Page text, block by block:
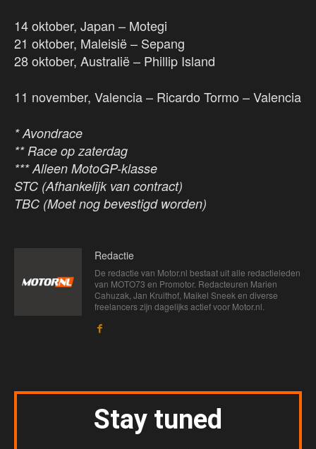
14 oktober, Japan – Motegi
21 oktober, Maleisië – Sepang
28 oktober, Australië – Phillip Island
11 november, Valencia – Ricardo Tormo – Valencia
* Avondrace
** Race op zaterdag
*** Alleen MotoGP-klasse
STC (Afhankelijk van contract)
TBC (Moet nog bevestigd worden)
Redactie
De redactie van Motor.nl bestaat uit alle redactieleden
van MOTO73 en Promotor. Redacteuren Marien
Cahuzak, Jan Kruithof, Maikel Sneek en diverse
freelancers zijn dagelijks actief voor Motor.nl.
Stay tuned